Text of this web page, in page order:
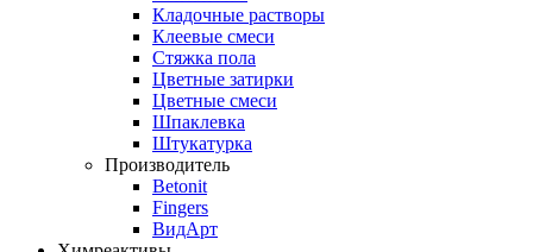
Кладочные растворы
Клеевые смеси
Стяжка пола
Цветные затирки
Цветные смеси
Шпаклевка
Штукатурка
Производитель
Betonit
Fingers
ВидАрт